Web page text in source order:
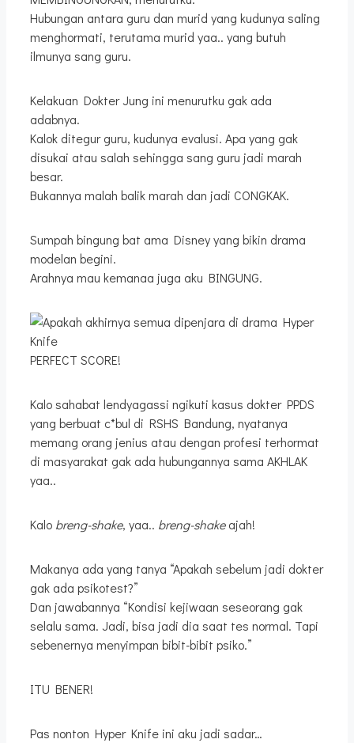
Hubungan antara guru dan murid yang kudunya saling
menghormati, terutama murid yaa.. yang butuh
ilmunya sang guru.
Kelakuan Dokter Jung ini menurutku gak ada
adabnya.
Kalok ditegur guru, kudunya evalusi. Apa yang gak
disukai atau salah sehingga sang guru jadi marah
besar.
Bukannya malah balik marah dan jadi CONGKAK.
Sumpah bingung bat ama Disney yang bikin drama
modelan begini.
Arahnya mau kemanaa juga aku BINGUNG.
PERFECT SCORE!
Kalo sahabat lendyagassi ngikuti kasus dokter PPDS
yang berbuat c*bul di RSHS Bandung, nyatanya
memang orang jenius atau dengan profesi terhormat
di masyarakat gak ada hubungannya sama AKHLAK
yaa..
Kalo breng-shake, yaa.. breng-shakeajah!
Makanya ada yang tanya “Apakah sebelum jadi dokter
gak ada psikotest?”
Dan jawabannya “Kondisi kejiwaan seseorang gak
selalu sama. Jadi, bisa jadi dia saat tes normal. Tapi
sebenernya menyimpan bibit-bibit psiko.”
ITU BENER!
Pas nonton Hyper Knife ini aku jadi sadar…